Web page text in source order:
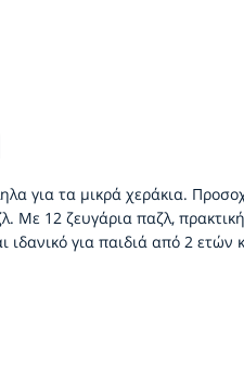
για τα μικρά χεράκια.
Με 12 ζευγάρια παζλ, πρακτική
ιδανικό για παιδιά από 2 ετών